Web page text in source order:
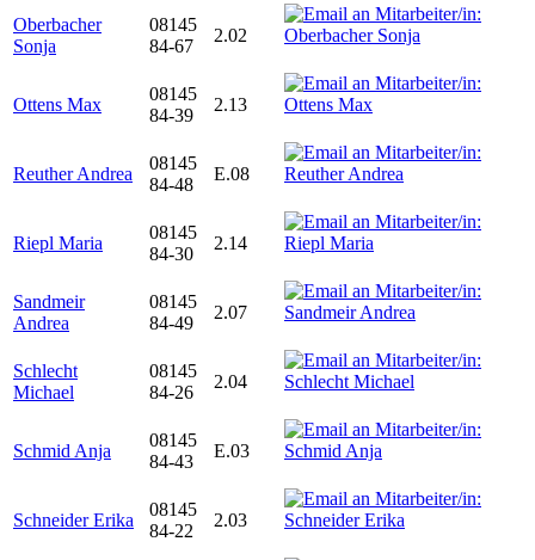
Oberbacher
Sonja
08145
84-67
2.02
Ottens Max
08145
84-39
2.13
Reuther Andrea
08145
84-48
E.08
Riepl Maria
08145
84-30
2.14
Sandmeir
Andrea
08145
84-49
2.07
Schlecht
Michael
08145
84-26
2.04
Schmid Anja
08145
84-43
E.03
Schneider Erika
08145
84-22
2.03